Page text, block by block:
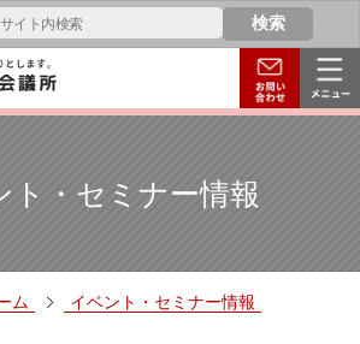
ト・セミナー情報
ム イベント・セミナー情報